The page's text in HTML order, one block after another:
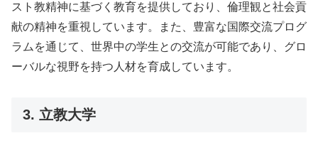
スト教精神に基づく教育を提供しており、倫理観と社会貢
献の精神を重視しています。また、豊富な国際交流プログ
ラムを通じて、世界中の学生との交流が可能であり、グロ
ーバルな視野を持つ人材を育成しています。
3. 立教大学